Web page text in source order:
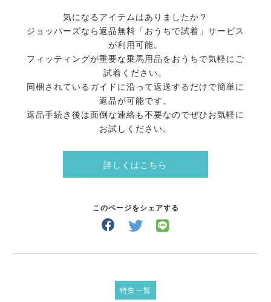
気になるアイテムはありましたか？
ジョッパーズなら返品無料「おうちで試着」サービス
が利用可能。
フィッティングが重要な乗馬用品をおうちで気軽にご
試着ください。
同梱されているガイドに沿って返送するだけで簡単に
返品が可能です。
返品手続き後は面倒な連絡も不要なのでぜひお気軽に
お試しください。
詳しくはこちら
このページをシェアする
特集一覧